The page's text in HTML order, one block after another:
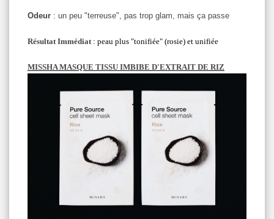
Odeur : un peu "terreuse", pas trop glam, mais ça passe
Résultat Immédiat : peau plus "tonifiée" (rosie) et unifiée
MISSHA MASQUE TISSU IMBIBE D'EXTRAIT DE RIZ